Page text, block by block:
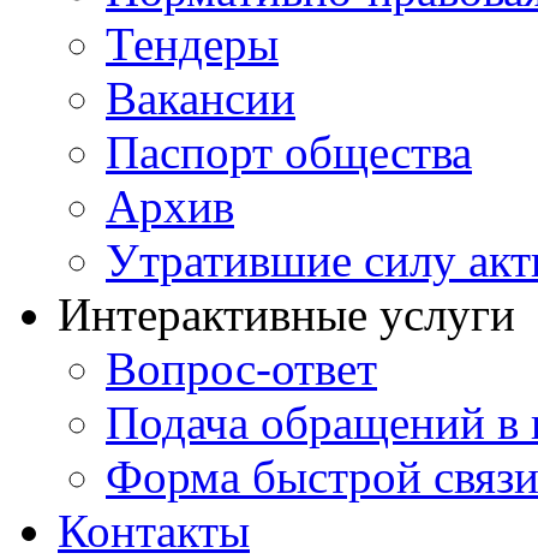
Тендеры
Вакансии
Паспорт общества
Архив
Утратившие силу
Интерактивные услуги
Вопрос-ответ
Подача обращений в
Форма быстрой связи
Контакты